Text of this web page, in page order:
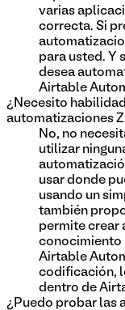
varias
correcta. Si
para usted. Y
desea
Airtable
¿Necesito
automatizaciones
No, no
utilizar
usar donde
usando un
también
permite crear
conocimiento
Airtable
codificación,
dentro de
¿Puedo probar las